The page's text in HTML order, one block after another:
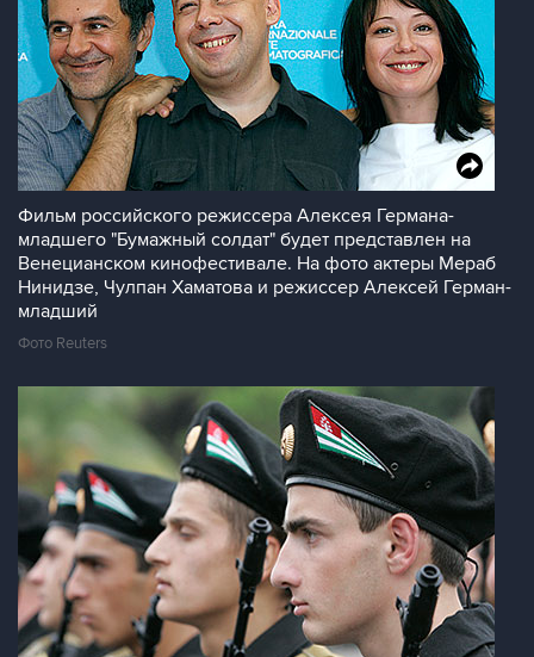
Фильм российского режиссера Алексея Германа-
младшего "Бумажный солдат" будет представлен на
Венецианском кинофестивале. На фото актеры Мераб
Нинидзе, Чулпан Хаматова и режиссер Алексей Герман-
младший
Фото Reuters